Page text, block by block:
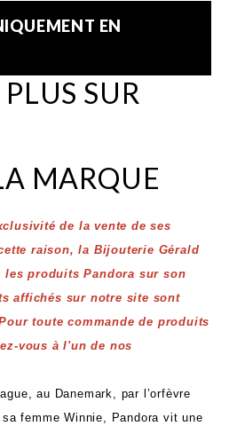
EN
SUR
MARQUE
de la vente de ses
raison, la Bijouterie Gérald
les produits Pandora sur son
affichés sur notre site sont
toute commande de produits
vous à l'un de nos
au Danemark, par l’orfèvre
femme Winnie, Pandora vit une